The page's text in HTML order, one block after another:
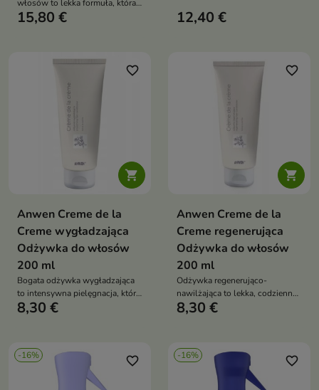
włosów to lekka formuła, która
chroni pasma przed działaniem
15,80 €
włosów, który intensywnie
nawilża, koi podrażnienia,
przed przesuszeniem
12,40 €

favorite_border
Anwen Creme de la
Creme wygładzająca
Odżywka do włosów
200 ml
Bogata odżywka wygładzająca
to intensywna pielęgnacja, która
eliminuje puszenie, zapewnia
8,30 €

favorite_border
Anwen Creme de la
Creme regenerująca
Odżywka do włosów
200 ml
Odżywka regenerująco-
nawilżająca to lekka, codzienna
pielęgnacja, która wzmacnia
8,30 €
-16% favorite_border -16% favorite_border